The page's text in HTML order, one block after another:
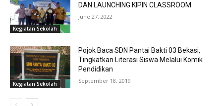
Kegiatan Sekolah
DAN LAUNCHING KIPIN CLASSROOM
June 27, 2022
Kegiatan Sekolah
Pojok Baca SDN Pantai Bakti 03 Bekasi,
Tingkatkan Literasi Siswa Melalui Komik
Pendidikan
September 18, 2019